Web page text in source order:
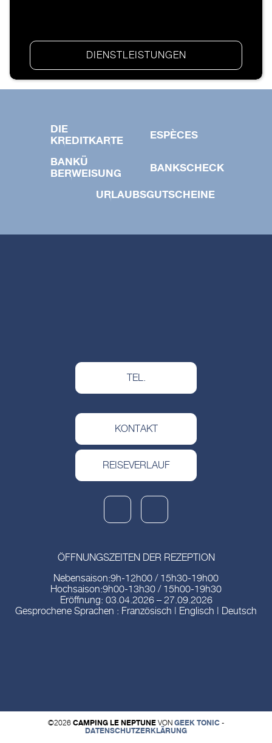
DIENSTLEISTUNGEN
DIE
KREDITKARTE
ESPÈCES
BANKÜ
BERWEISUNG
BANKSCHECK
URLAUBSGUTSCHEINE
TEL.
KONTAKT
REISEVERLAUF
ÖFFNUNGSZEITEN DER REZEPTION
Nebensaison:9h-12h00 / 15h30-19h00
Hochsaison:9h00-13h30 / 15h00-19h30
Eröffnung: 03.04.2026 – 27.09.2026
Gesprochene Sprachen : Französisch | Englisch | Deutsch
©2026 CAMPING LE NEPTUNE VON GEEK TONIC -
DATENSCHUTZERKLÄRUNG